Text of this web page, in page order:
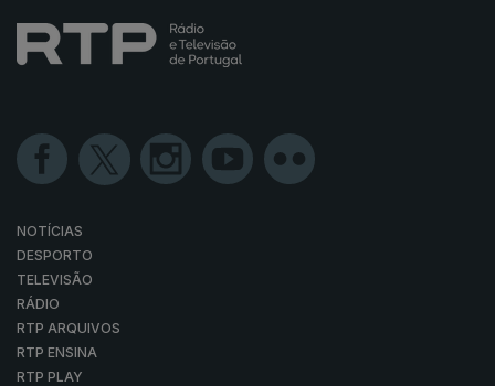
NOTÍCIAS
DESPORTO
TELEVISÃO
RÁDIO
RTP ARQUIVOS
RTP ENSINA
RTP PLAY